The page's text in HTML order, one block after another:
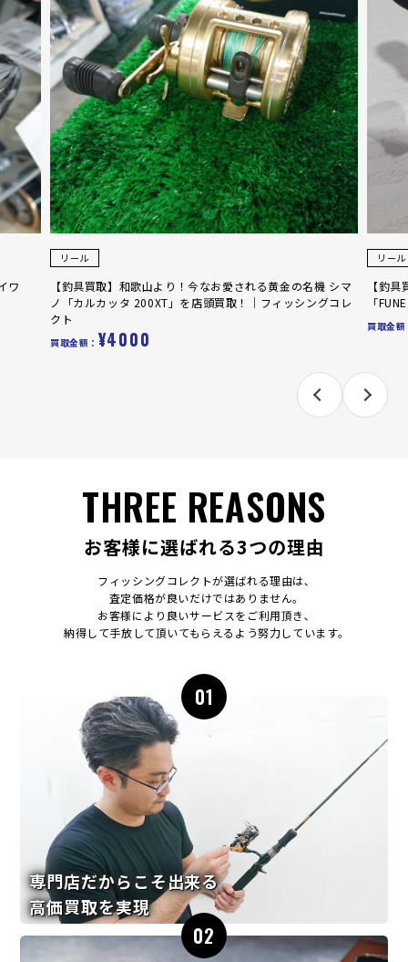
歌山より！今なお愛される黄金の名機 シマ
200XT」を店頭買取！｜フィッシングコレ
【釣具買取】和歌山より！船
「FUNE X 100H」を店頭買
THREE REASONS
お客様に選ばれる3つの理由
フィッシングコレクトが選ばれる理由は､
査定価格が良いだけではありません｡
お客様により良いサービスをご利用頂き､
納得して手放して頂いてもらえるよう努力しています｡
01
専門店だからこそ出来る
高価買取を実現
02